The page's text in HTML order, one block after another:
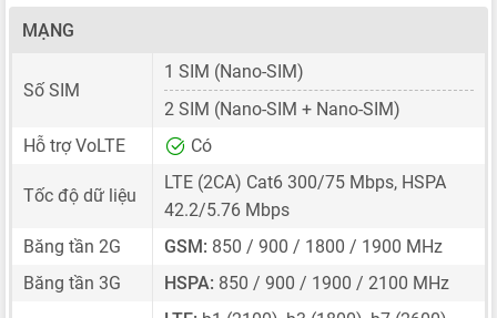
MẠNG
Số SIM
1 SIM (Nano-SIM)
2 SIM (Nano-SIM + Nano-SIM)
Hỗ trợ VoLTE
Có
Tốc độ dữ liệu
LTE (2CA) Cat6 300/75 Mbps, HSPA
42.2/5.76 Mbps
Băng tần 2G
GSM: 850 / 900 / 1800 / 1900 MHz
Băng tần 3G
HSPA: 850 / 900 / 1900 / 2100 MHz